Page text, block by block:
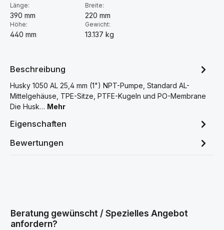
Länge:
390 mm
Breite:
220 mm
Höhe:
440 mm
Gewicht:
13.137 kg
Beschreibung
Husky 1050 AL 25,4 mm (1") NPT-Pumpe, Standard AL-
Mittelgehäuse, TPE-Sitze, PTFE-Kugeln und PO-Membrane
Die Husk… Mehr
Eigenschaften
Bewertungen
Beratung gewünscht / Spezielles Angebot
anfordern?